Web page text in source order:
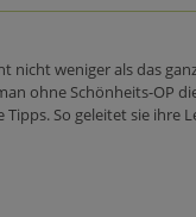
weniger als das
ohne Schönheits-OP
So geleitet sie